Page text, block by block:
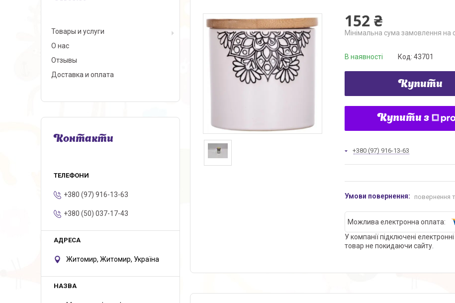
152 ₴
Мінімальна сума замовлення на
В наявності Код: 43701
Купити
Купити з
+380 (97) 916-13-63
повернення
У компанії підключені
товар не покидаючи сайту.
Товары и услуги
О нас
Отзывы
Доставка и оплата
Контакти
+380 (97) 916-13-63
+380 (50) 037-17-43
Житомир, Житомир, Україна